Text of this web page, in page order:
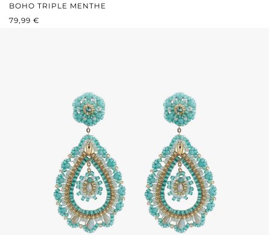
BOHO TRIPLE MENTHE
PRIX RÉGULIER :
79,99 €